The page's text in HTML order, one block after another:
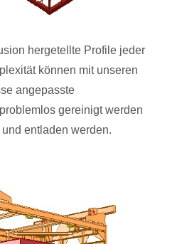
hergetellte Profile jeder
können mit unseren
angepasste
gereinigt werden
entladen werden.